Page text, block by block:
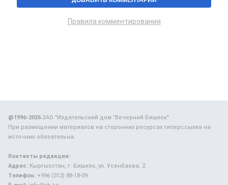
Правила комментирования
@1996-2026ЗАО "Издательский дом "Вечерний Бишкек"
При размещении материалов на сторонних ресурсах гиперссылка на
источник обязательна.
Контакты редакции:
Адрес: Кыргызстан, г. Бишкек, ул. Усенбаева, 2.
Телефон: +996 (312) 88-18-09.